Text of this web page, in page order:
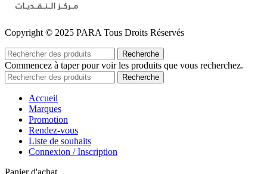
Copyright © 2025 PARA Tous Droits Réservés
Recherche
Commencez à taper pour voir les produits que vous recherchez.
Recherche
Accueil
Marques
Promotion
Rendez-vous
Liste de souhaits
Connexion / Inscription
Panier d'achat